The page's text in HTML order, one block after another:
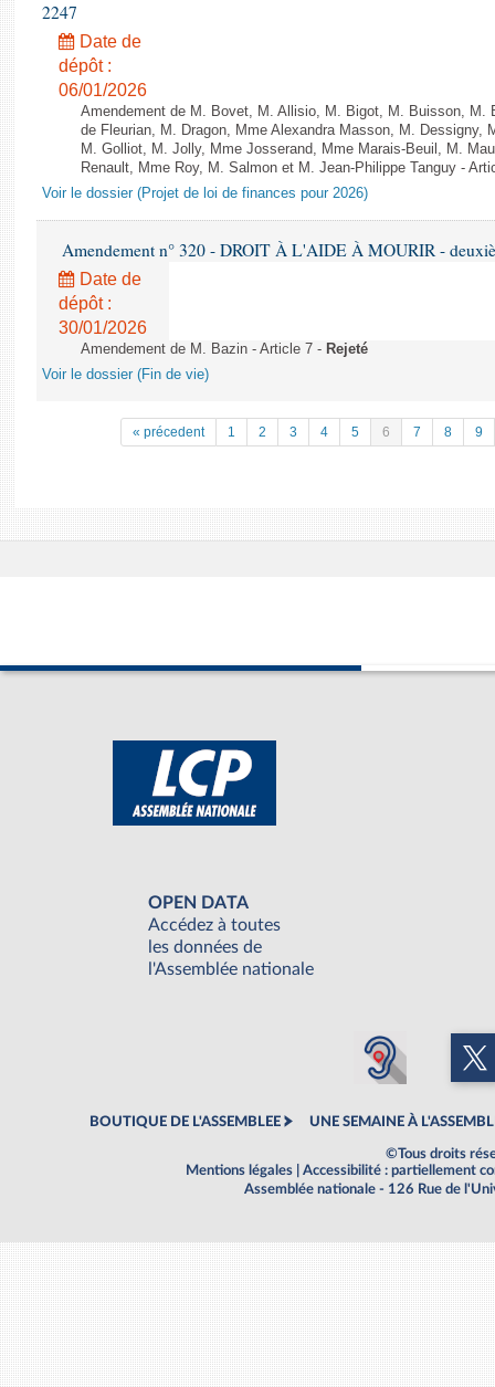
2247
Date de
dépôt :
06/01/2026
Amendement de M. Bovet, M. Allisio, M. Bigot, M. Buisson, M.
de Fleurian, M. Dragon, Mme Alexandra Masson, M. Dessigny,
M. Golliot, M. Jolly, Mme Josserand, Mme Marais-Beuil, M.
Renault, Mme Roy, M. Salmon et M. Jean-Philippe Tanguy -
Voir le dossier (Projet de loi de finances pour 2026)
Amendement n° 320 - DROIT À L'AIDE À MOURIR -
Date de
dépôt :
30/01/2026
Amendement de M. Bazin - Article 7 - Rejeté
Voir le dossier (Fin de vie)
« précedent 1 2 3 4 5 6 7 8 9
OPEN DATA
Accédez à toutes
les données de
l'Assemblée nationale
BOUTIQUE DE L'ASSEMBLEE UNE SEMAINE À
©Tous droits
Mentions légales
Accessibilité : partiellement
Assemblée nationale - 126 Rue de